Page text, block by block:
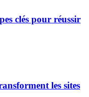
clés pour réussir
les sites